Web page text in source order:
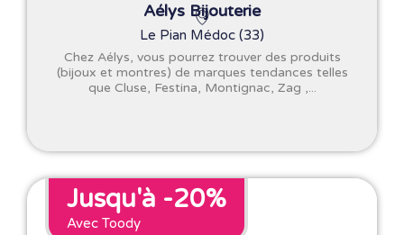
Aélys Bijouterie
Le Pian Médoc (33)
Chez Aélys, vous pourrez trouver des produits
(bijoux et montres) de marques tendances telles
que Cluse, Festina, Montignac, Zag ,...
Jusqu'à -20%
Avec Toody